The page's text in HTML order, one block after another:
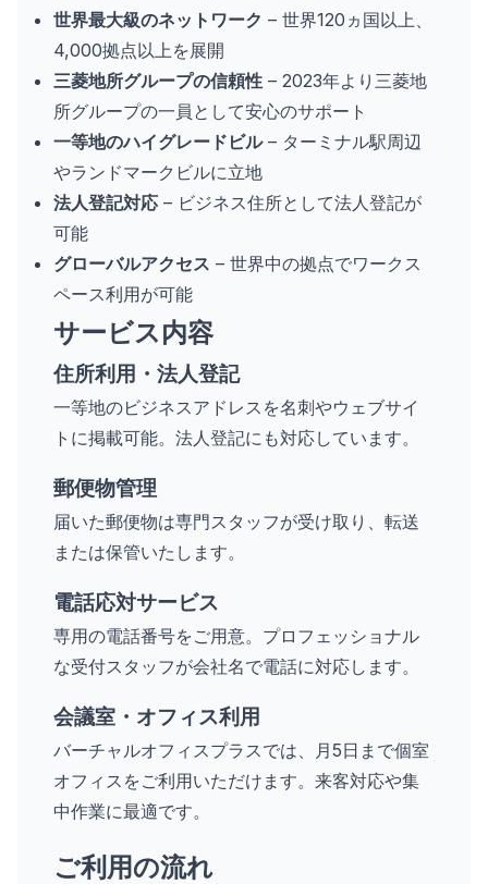
世界最大級のネットワーク – 世界120ヵ国以上、
4,000拠点以上を展開
三菱地所グループの信頼性 – 2023年より三菱地
所グループの一員として安心のサポート
一等地のハイグレードビル– ターミナル駅周辺
やランドマークビルに立地
法人登記対応 – ビジネス住所として法人登記が
可能
グローバルアクセス – 世界中の拠点でワークス
ペース利用が可能
サービス内容
住所利用・法人登記
一等地のビジネスアドレスを名刺やウェブサイ
トに掲載可能。法人登記にも対応しています。
郵便物管理
届いた郵便物は専門スタッフが受け取り、転送
または保管いたします。
電話応対サービス
専用の電話番号をご用意。プロフェッショナル
な受付スタッフが会社名で電話に対応します。
会議室・オフィス利用
バーチャルオフィスプラスでは、月5日まで個室
オフィスをご利用いただけます。来客対応や集
中作業に最適です。
ご利用の流れ